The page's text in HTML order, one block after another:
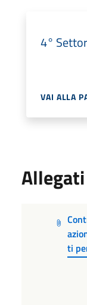
4°
VAI ALLA
Allegati
ti